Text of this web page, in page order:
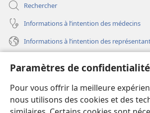
Paramètres de confidentialité
Pour vous offrir la meilleure
nous utilisons des cookies et des
Rechercher
Informations à l’intention des médecins
Informations à l’intention des
(ouvre
une
nouvelle